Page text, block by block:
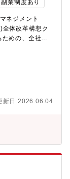
案活動を支
、社内異動者
ト企業は多岐に
会がございま
ト企業の両方
ジネス感度の高
門であり、多
ず、国外の案件
ンチュアにおけ
意思決定判断
副業制度あり
ネジメント
体改革構想ク
ための、全社
、S&OP導入や
体の最適化を
メント(ECM)及
想・医療機器
ル診断と高度
ト管理の体制
立案及び実行支
バル販社共通の
ーカー：SCPツ
学メーカー：
プロセスの策
新日 2026.06.04